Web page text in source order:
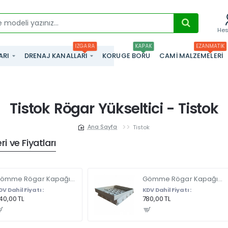
DRENAJ KANALLARI
IZGARA
KORUGE BORU
KAPAK
CAMI MALZEMELERI
EZANMATIK
Tistok Rögar Yükseltici - Tistok
Tistok
ve Fiyatları
Gömme Rögar Kapağı - Seramik - Fayans Ve Mermer Zeminlerde - Gizli Çerçeve Kapak 35 X 35 - ÇİFT KULPLU
Dahil Fiyatı :
TL
Gömme Rögar Kapağı - Seramik - Fayans Ve Mermer Zeminlerde Gizli Çerçeve Kapak 55 x 55 - ÇİFT KULPLU
KDV Dahil Fiyatı :
780,00 TL